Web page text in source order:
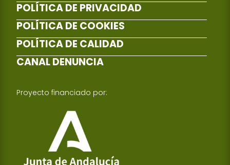
POLÍTICA DE PRIVACIDAD
POLÍTICA DE COOKIES
POLÍTICA DE CALIDAD
CANAL DENUNCIA
Proyecto financiado por: